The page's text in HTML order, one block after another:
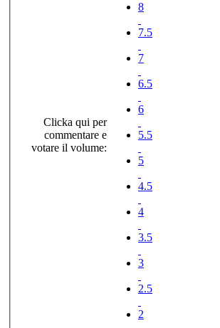
Clicka qui per
commentare e
votare il volume:
8
7.5
7
6.5
6
5.5
5
4.5
4
3.5
3
2.5
2